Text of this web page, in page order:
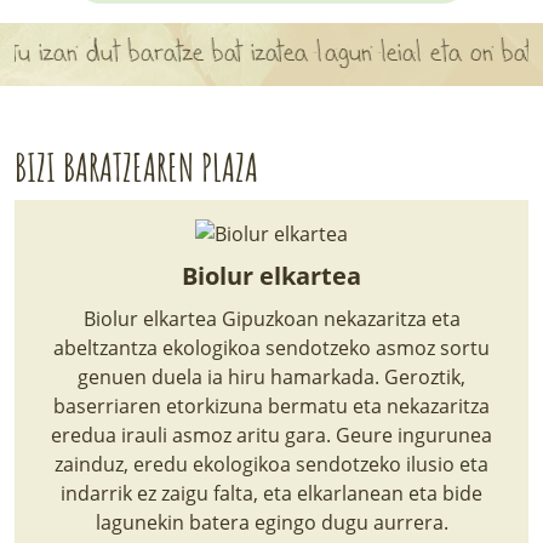
APARTEN MAPA
LURRERAKO BIDE LAGUN
HASI NAHI AL DUZU? 8 URRATS
BIZI BARATZEA LIBURUA
SENDABELARRAK
ETXEKO LANDAREAK
LANDAREPEDIA
ALBISTEAK
izan dut baratze bat izatea lagun leial eta on bat
BIZI BARATZEAREN PLAZA
Biolur elkartea
Biolur elkartea Gipuzkoan nekazaritza eta
abeltzantza ekologikoa sendotzeko asmoz sortu
genuen duela ia hiru hamarkada. Geroztik,
baserriaren etorkizuna bermatu eta nekazaritza
eredua irauli asmoz aritu gara. Geure ingurunea
zainduz, eredu ekologikoa sendotzeko ilusio eta
indarrik ez zaigu falta, eta elkarlanean eta bide
lagunekin batera egingo dugu aurrera.